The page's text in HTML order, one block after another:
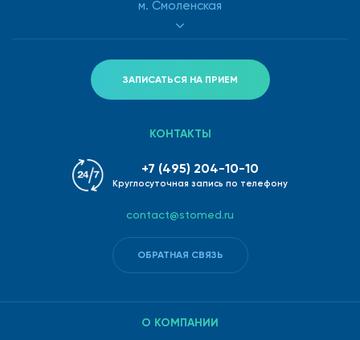
м. Смоленская
ЗАПИСАТЬСЯ НА ПРИЕМ
О КОМПАНИИ
КОНТАКТЫ
+7 (495) 204-10-10
Круглосуточная запись по телефону
contact@stomed.ru
ОБРАТНАЯ СВЯЗЬ